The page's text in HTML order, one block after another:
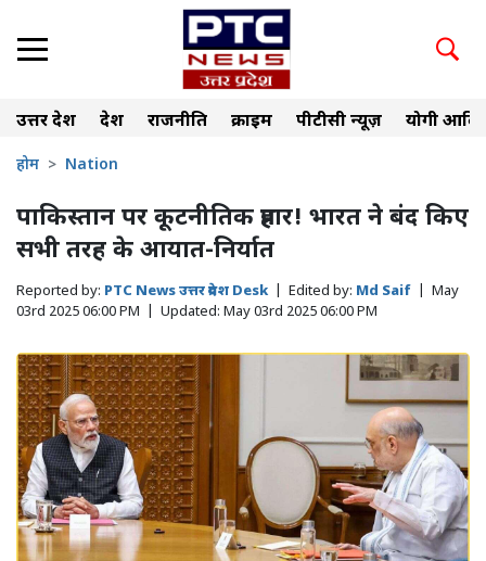
उत्तर प्रदेश देश राजनीति क्राइम पीटीसी न्यूज़ योगी
होम Nation
पाकिस्तान पर कूटनीतिक प्रहार! भारत ने बंद किए
सभी तरह के आयात-निर्यात
Reported by: PTC News उत्तर प्रदेश Desk Edited by: Md Saif
May
03rd 2025 06:00 PM
Updated: May 03rd 2025 06:00 PM